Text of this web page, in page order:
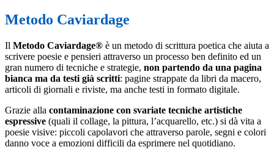
Metodo Caviardage
Il Metodo Caviardage® è un metodo di scrittura poetica che aiuta a
scrivere poesie e pensieri attraverso un processo ben definito ed un
gran numero di tecniche e strategie, non partendo da una pagina
bianca ma da testi già scritti: pagine strappate da libri da macero,
articoli di giornali e riviste, ma anche testi in formato digitale.
Grazie alla contaminazione con svariate tecniche artistiche
espressive (quali il collage, la pittura, l’acquarello, etc.) si dà vita a
poesie visive: piccoli capolavori che attraverso parole, segni e colori
danno voce a emozioni difficili da esprimere nel quotidiano.